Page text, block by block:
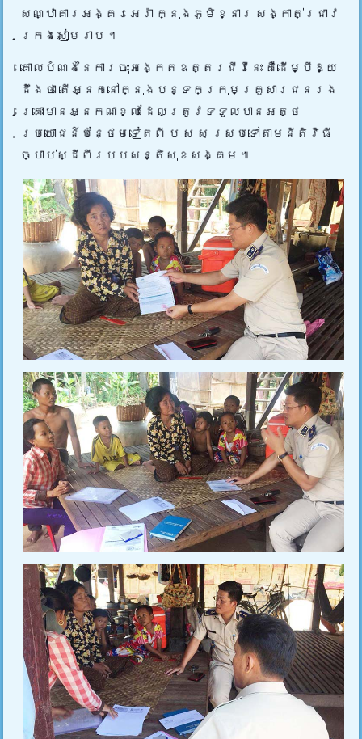
សណ្ឋាគារអង្គរអេរ៉ា ក្នុងភូមិខ្នារ សង្កាត់ជ្រាវ
ក្រុងសៀមរាប ។
គោលបំណងនៃការចុះអង្កេតឧត្តរជីវីនេះ គឺដើម្បីឱ្យ
ដឹងថា តើអ្នកនៅក្នុងបន្ទុកក្រុមគ្រួសារជនរង
គ្រោះមានអ្នកណាខ្លះ ដែលត្រូវទទួលបានអត្ថ
ប្រយោជន៍បន្ថែមទៀតពី ប.ស.ស ស្របទៅតាមនីតិវិធី
ច្បាប់ស្ដីពីរបបសន្តិសុខសង្គម ៕